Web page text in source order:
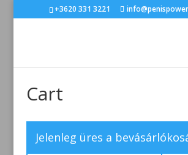
+3620 331 3221
Cart
Jelenleg üres a